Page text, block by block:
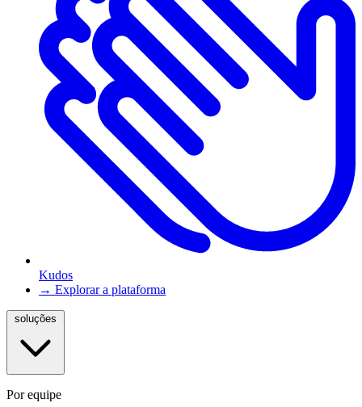
Kudos
→ Explorar a plataforma
Por equipe